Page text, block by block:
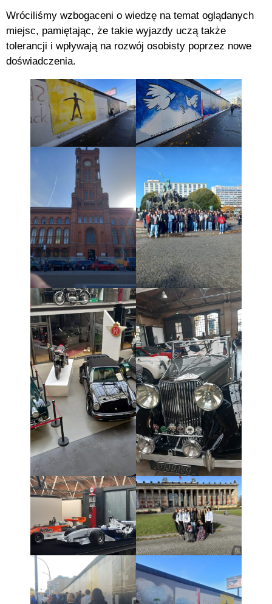
Wróciliśmy wzbogaceni o wiedzę na temat oglądanych
miejsc, pamiętając, że takie wyjazdy uczą także
tolerancji i wpływają na rozwój osobisty poprzez nowe
doświadczenia.